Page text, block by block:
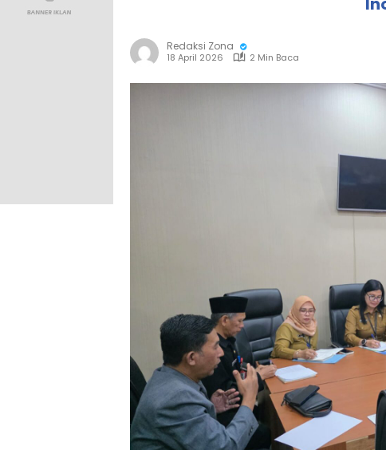
Redaksi Zona
18 April 2026 2 Min Baca